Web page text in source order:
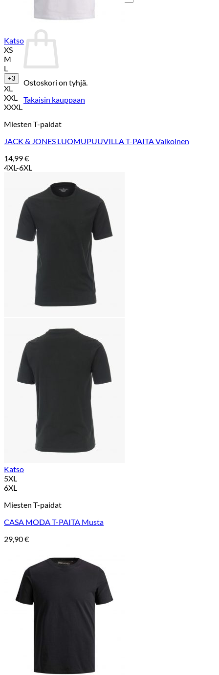
Ostoskori on tyhjä.
Takaisin kauppaan
Katso
XS
M
L
+3
XL
XXL
XXXL
Miesten T-paidat
JACK & JONES LUOMUPUUVILLA T-PAITA Valkoinen
14,99€
4XL-6XL
Katso
5XL
6XL
Miesten T-paidat
CASA MODA T-PAITA Musta
29,90€